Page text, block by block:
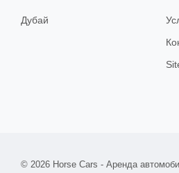
Дубай
© 2026 Horse Cars - Аренда